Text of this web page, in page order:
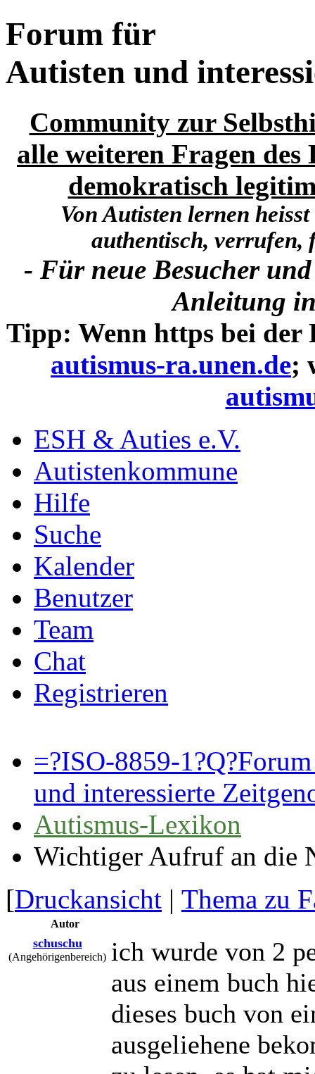
Forum für
Autisten und
Community zur
alle weiteren Fragen
demokratisch
Von Autisten lernen
authentisch, verrufen,
- Für neue Besucher
Anleitung
Tipp: Wenn https bei der
autismus-ra.unen.de;
ESH & Auties e.V.
Autistenkommune
Hilfe
Suche
Kalender
Benutzer
Team
Chat
Registrieren
=?ISO-8859-
und interessierte
Autismus-Lexikon
Wichtiger Aufruf an die
[Druckansicht | Thema zu
Autor
schuschu
(Angehörigenbereich) ich wurde von 2
aus einem buch
dieses buch von
ausgeliehene